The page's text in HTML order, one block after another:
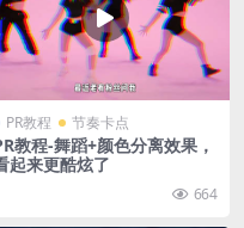
PR教程 节奏卡点
教程-舞蹈+颜色分离效果，
起来更酷炫了
664